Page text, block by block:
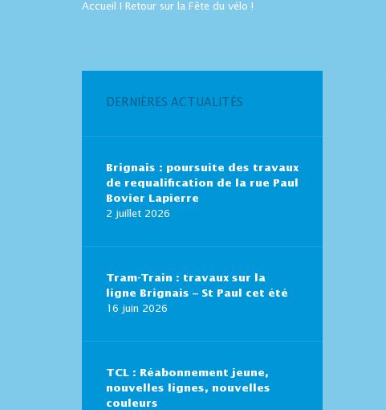
Accueil Retour sur la Fête du vélo !
DERNIÈRES ACTUALITÉS
Brignais : poursuite des travaux
de requalification de la rue Paul
Bovier Lapierre
2 juillet 2026
Tram-Train : travaux sur la
ligne Brignais – St Paul cet été
16 juin 2026
TCL : Réabonnement jeune,
nouvelles lignes, nouvelles
couleurs